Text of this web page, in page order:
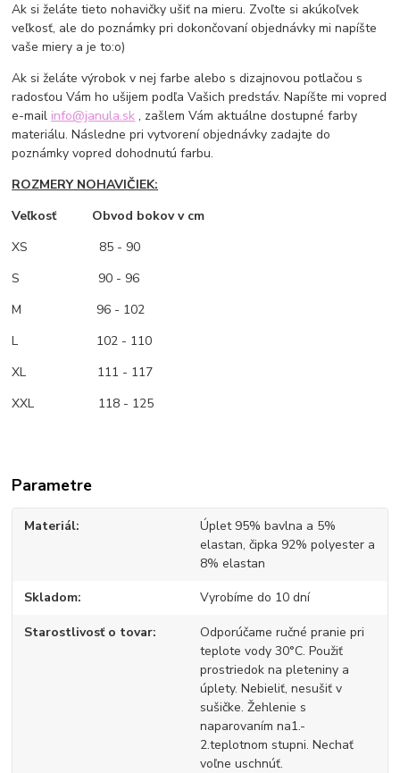
Ak si želáte tieto nohavičky ušiť na mieru. Zvoľte si akúkoľvek
veľkosť, ale do poznámky pri dokončovaní objednávky mi napíšte
vaše miery a je to:o)
Ak si želáte výrobok v nej farbe alebo s dizajnovou potlačou s
radosťou Vám ho ušijem podľa Vašich predstáv. Napíšte mi vopred
e-mail info@janula.sk , zašlem Vám aktuálne dostupné farby
materiálu. Následne pri vytvorení objednávky zadajte do
poznámky vopred dohodnutú farbu.
ROZMERY NOHAVIČIEK:
Veľkosť Obvod bokov v cm
XS
85 - 90
S 90 - 96
M
96 - 102
L 102 - 110
XL 111 - 117
XXL 118 - 125
Parametre
Materiál
Úplet 95% bavlna a 5%
elastan, čipka 92% polyester a
8% elastan
Skladom Vyrobíme do 10 dní
Starostlivosť o tovar
Odporúčame ručné pranie pri
teplote vody 30°C. Použiť
prostriedok na pleteniny a
úplety. Nebieliť, nesušiť v
sušičke. Žehlenie s
naparovaním na1.-
2.teplotnom stupni. Nechať
voľne uschnúť.